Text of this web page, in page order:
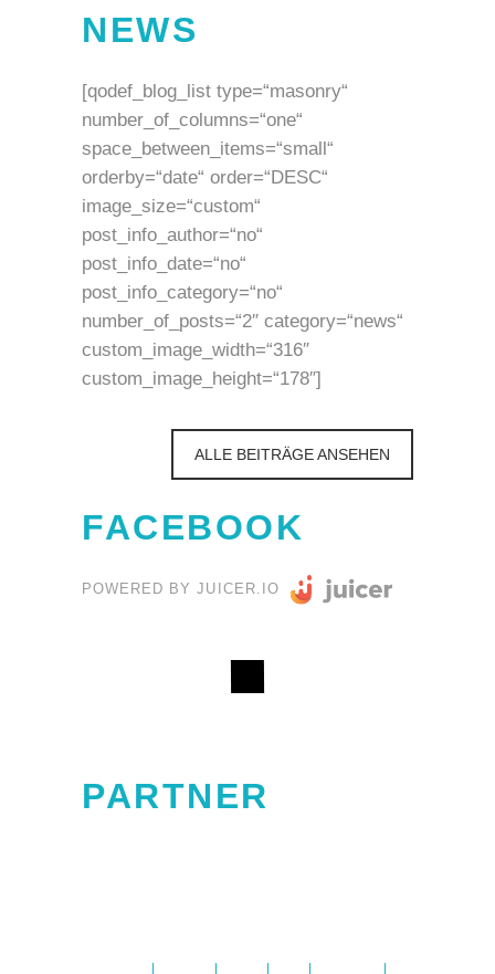
NEWS
[qodef_blog_list type=“masonry“
number_of_columns=“one“
space_between_items=“small“
orderby=“date“ order=“DESC“
image_size=“custom“
post_info_author=“no“
post_info_date=“no“
post_info_category=“no“
number_of_posts=“2″ category=“news“
custom_image_width=“316″
custom_image_height=“178″]
ALLE BEITRÄGE ANSEHEN
FACEBOOK
POWERED BY JUICER.IO
PARTNER